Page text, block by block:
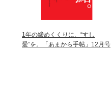
1年の締めくくりに、“すし
愛”を。「あまから手帖」12月号